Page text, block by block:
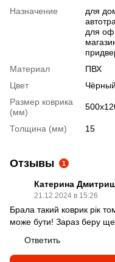
Назначение
для
для
Материал
ПВХ
Цвет
Чёрный
Размер коврика
(мм)
Толщина (мм) 15
Отзывы 1
Катерина
21.12.2024 в 15:26
Брала такий коврик рік
може бути! Зараз беру
Ответить